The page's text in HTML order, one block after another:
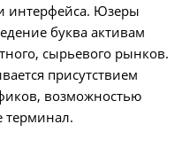
интерфейса. Юзеры
буква активам
сырьевого рынков.
присутствием
возможностью
терминал.